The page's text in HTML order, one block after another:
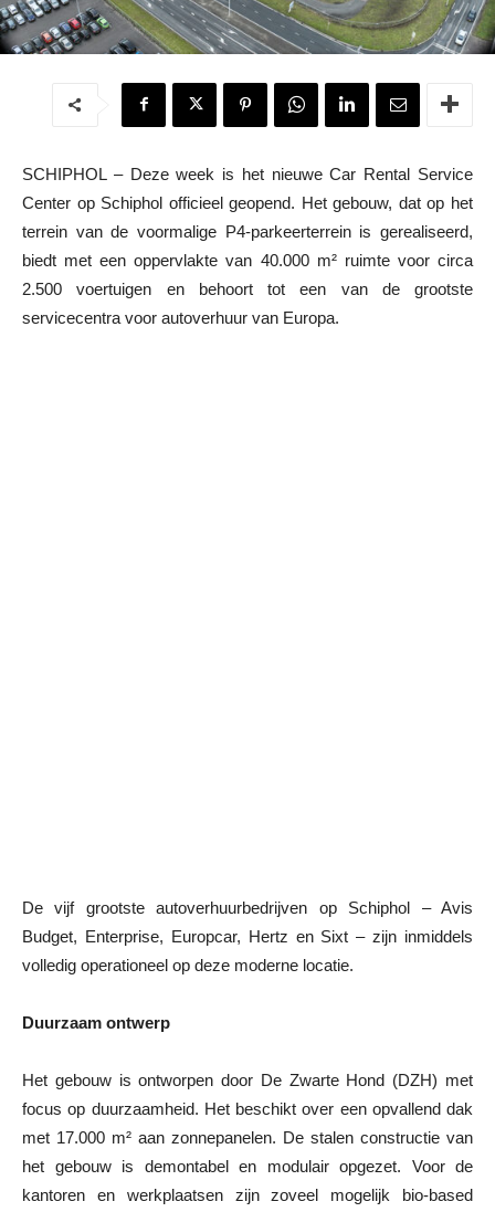
SCHIPHOL – Deze week is het nieuwe Car Rental Service
Center op Schiphol officieel geopend. Het gebouw, dat op het
terrein van de voormalige P4-parkeerterrein is gerealiseerd,
biedt met een oppervlakte van 40.000 m² ruimte voor circa
2.500 voertuigen en behoort tot een van de grootste
servicecentra voor autoverhuur van Europa.
De vijf grootste autoverhuurbedrijven op Schiphol – Avis
Budget, Enterprise, Europcar, Hertz en Sixt – zijn inmiddels
volledig operationeel op deze moderne locatie.
Duurzaam ontwerp
Het gebouw is ontworpen door De Zwarte Hond (DZH) met
focus op duurzaamheid. Het beschikt over een opvallend dak
met 17.000 m² aan zonnepanelen. De stalen constructie van
het gebouw is demontabel en modulair opgezet. Voor de
kantoren en werkplaatsen zijn zoveel mogelijk bio-based